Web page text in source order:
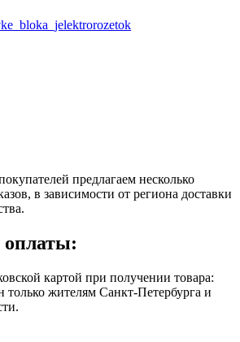
предлагаем несколько
в зависимости от региона доставки
оплаты:
картой при получении товара:
только жителям Санкт-Петербурга и